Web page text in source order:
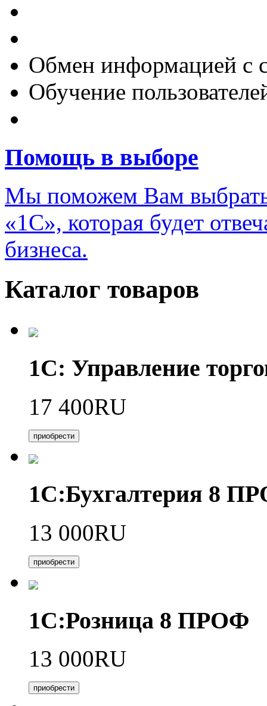
Обмен информацией с
Обучение
Помощь в выборе
Мы поможем Вам
«1С», которая будет
бизнеса.
Каталог товаров
1С: Управление
17 400RU
приобрести
1С:Бухгалтерия 8
13 000RU
приобрести
1С:Розница 8 ПРОФ
13 000RU
приобрести